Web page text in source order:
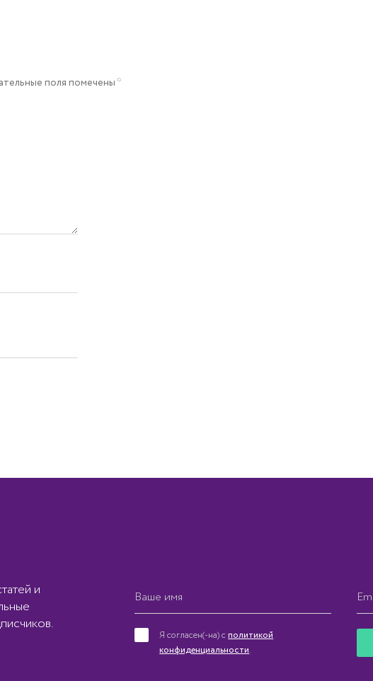
поля помечены *
и
Я согласен(-на) сполитикой
конфиденциальности.